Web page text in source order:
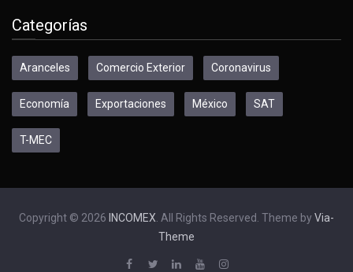
Categorías
Aranceles Comercio Exterior Coronavirus
Economía Exportaciones México SAT
T-MEC
Copyright © 2026 INCOMEX . All Rights Reserved. Theme by Via-
Theme